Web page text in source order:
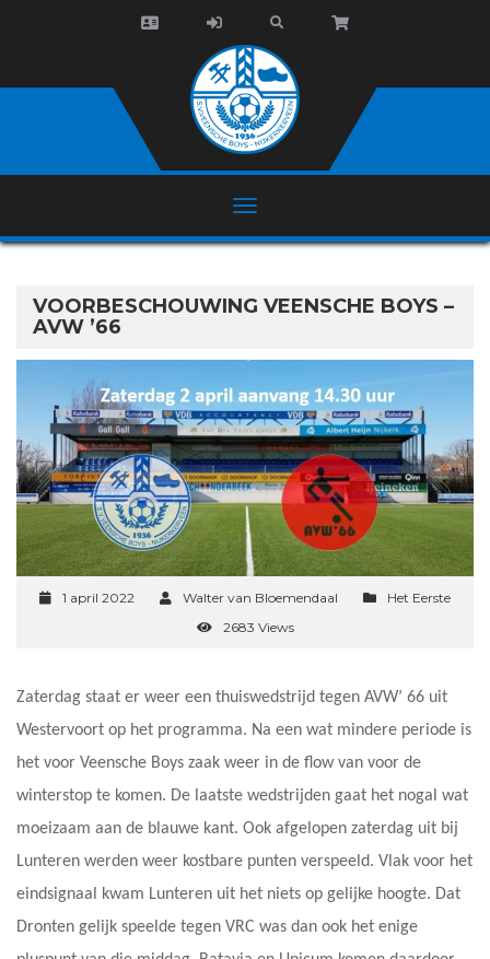
VOORBESCHOUWING VEENSCHE BOYS –
AVW ’66
1 april 2022 Walter van Bloemendaal
Het Eerste
2683 Views
Zaterdag staat er weer een thuiswedstrijd tegen AVW’ 66 uit
Westervoort op het programma. Na een wat mindere periode is
het voor Veensche Boys zaak weer in de flow van voor de
winterstop te komen. De laatste wedstrijden gaat het nogal wat
moeizaam aan de blauwe kant. Ook afgelopen zaterdag uit bij
Lunteren werden weer kostbare punten verspeeld. Vlak voor het
eindsignaal kwam Lunteren uit het niets op gelijke hoogte. Dat
Dronten gelijk speelde tegen VRC was dan ook het enige